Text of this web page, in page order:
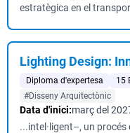
estratègica en el
Lighting Design:
Diploma d'expertesa 15
#Disseny Arquitectònic
Data d'inici:març del
...intel·ligent–, un procés